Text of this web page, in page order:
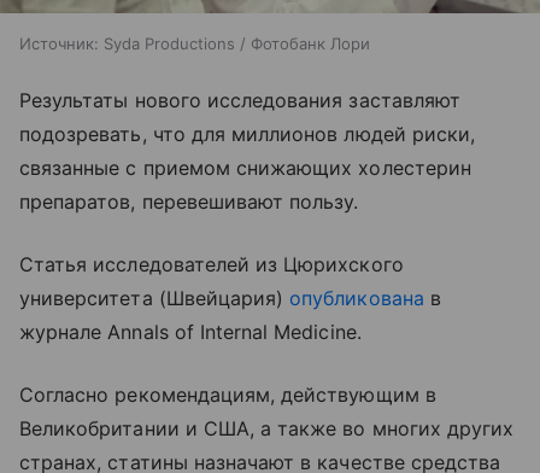
Источник: Syda Productions / Фотобанк Лори
Результаты нового исследования заставляют
подозревать, что для миллионов людей риски,
связанные с приемом снижающих холестерин
препаратов, перевешивают пользу.
Статья исследователей из Цюрихского
университета (Швейцария) опубликована в
журнале Annals of Internal Medicine.
Согласно рекомендациям, действующим в
Великобритании и США, а также во многих других
странах, статины назначают в качестве средства